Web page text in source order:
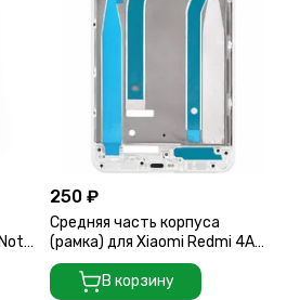
250 ₽
Средняя часть корпуса
(рамка) для Xiaomi Redmi 4A
White
В корзину